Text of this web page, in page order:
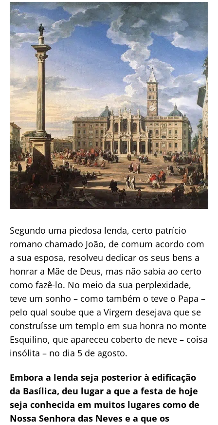
Segundo uma piedosa lenda, certo patrício
romano chamado João, de comum acordo com
a sua esposa, resolveu dedicar os seus bens a
honrar a Mãe de Deus, mas não sabia ao certo
como fazê-lo. No meio da sua perplexidade,
teve um sonho – como também o teve o Papa –
pelo qual soube que a Virgem desejava que se
construísse um templo em sua honra no monte
Esquilino, que apareceu coberto de neve – coisa
insólita – no dia 5 de agosto.
Embora a lenda seja posterior à edificação
da Basílica, deu lugar a que a festa de hoje
seja conhecida em muitos lugares como de
Nossa Senhora das Neves e a que os